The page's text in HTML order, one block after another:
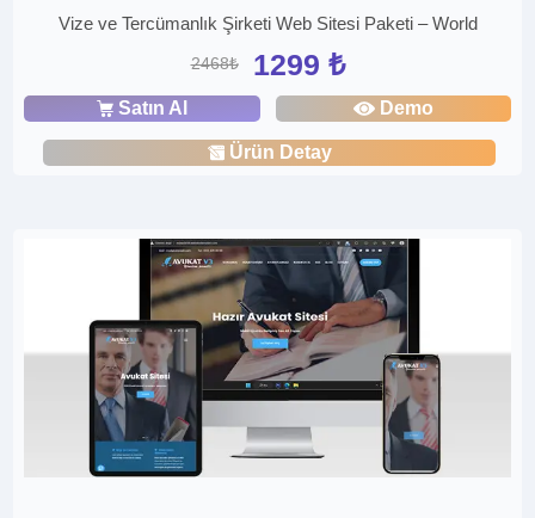
Vize ve Tercümanlık Şirketi Web Sitesi Paketi – World
2468₺ 1299 ₺
Satın Al Demo
Ürün Detay